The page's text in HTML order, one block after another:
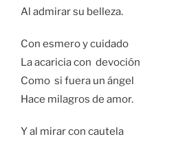
Al admirar su belleza.
Con esmero y cuidado
La acaricia con devoción
Como si fuera un ángel
Hace milagros de amor.
Y al mirar con cautela